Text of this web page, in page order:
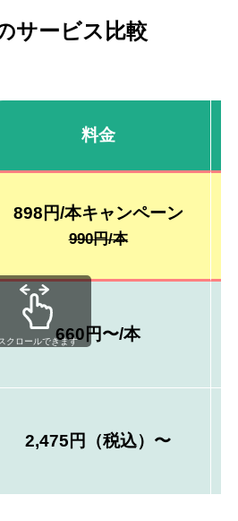
サービス比較
料金
898円/本キャンペーン
990円/本
660円〜/本
2,475円（税込）〜
クロールできます